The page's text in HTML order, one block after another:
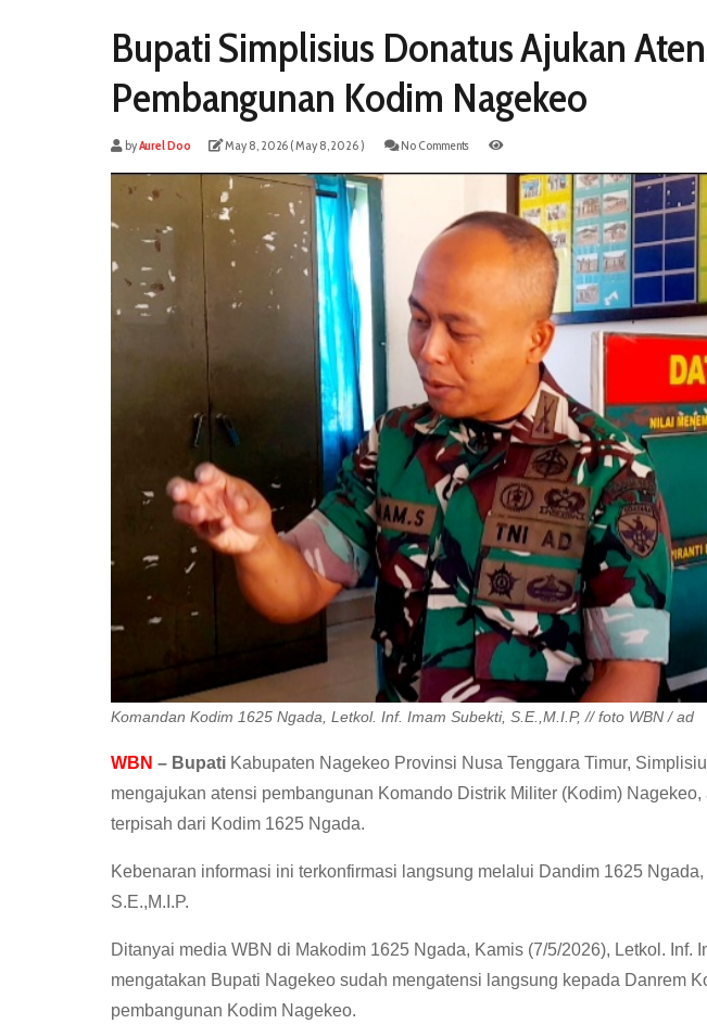
Bupati Simplisius Donatus Ajukan
Pembangunan Kodim Nagekeo
byAurel Doo May 8, 2026 ( May 8, 2026 ) No Comments
Komandan Kodim 1625 Ngada, Letkol. Inf. Imam Subekti, S.E.,M.I.P, // foto WBN / ad
WBN – Bupati Kabupaten Nagekeo Provinsi Nusa Tenggara Timur,
mengajukan atensi pembangunan Komando Distrik Militer (Kodim)
terpisah dari Kodim 1625 Ngada.
Kebenaran informasi ini terkonfirmasi langsung melalui Dandim 1625
S.E.,M.I.P.
Ditanyai media WBN di Makodim 1625 Ngada, Kamis (7/5/2026), Letkol. Inf.
mengatakan Bupati Nagekeo sudah mengatensi langsung kepada Danrem
pembangunan Kodim Nagekeo.